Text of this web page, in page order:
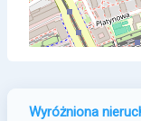
Wyróżniona